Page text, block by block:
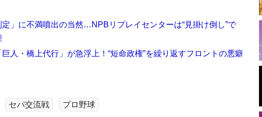
定」に不満噴出の当然…NPBリプレイセンターは“見掛け倒し”で
人・橋上代行」が急浮上！“短命政権”を繰り返すフロントの悪癖
セパ交流戦 プロ野球